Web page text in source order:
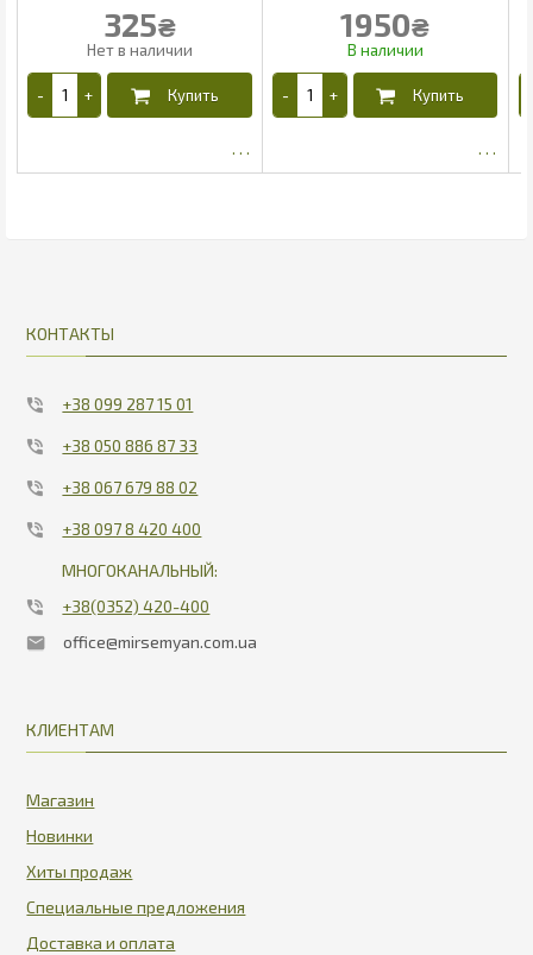
325₴ 1950₴
КОНТАКТЫ
+38 099 287 15 01
+38 050 886 87 33
+38 067 679 88 02
+38 097 8 420 400
МНОГОКАНАЛЬНЫЙ:
+38(0352) 420-400
office@mirsemyan.com.ua
КЛИЕНТАМ
Магазин
Новинки
Хиты продаж
Специальные предложения
Доставка и оплата